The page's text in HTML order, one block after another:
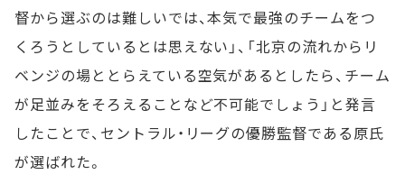
督から選ぶのは難しいでは、本気で最強のチームをつ
くろうとしているとは思えない」、「北京の流れからリ
ベンジの場ととらえている空気があるとしたら、チーム
が足並みをそろえることなど不可能でしょう」と発言
したことで、セントラル・リーグの優勝監督である原氏
が選ばれた。